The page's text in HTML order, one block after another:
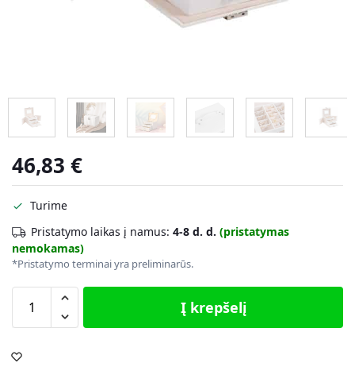
46,83 €
Turime
Pristatymo laikas į namus: 4-8 d. d. (pristatymas
nemokamas)
*Pristatymo terminai yra preliminarūs.
Į krepšelį